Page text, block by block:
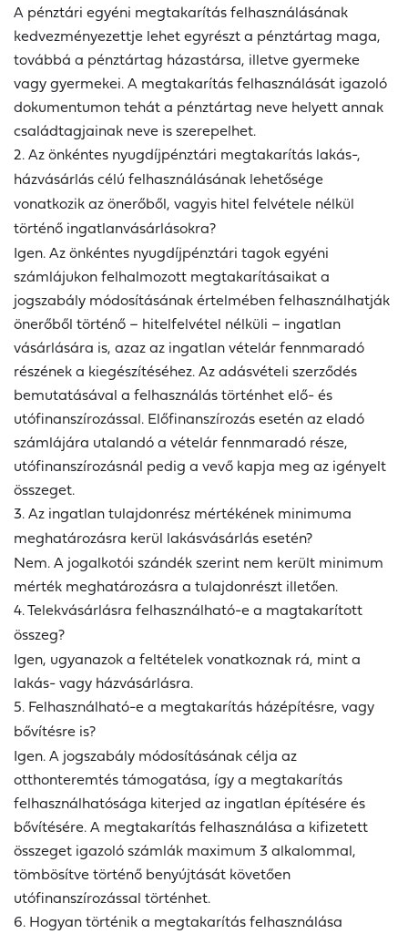
A pénztári egyéni megtakarítás felhasználásának
kedvezményezettje lehet egyrészt a pénztártag maga,
továbbá a pénztártag házastársa, illetve gyermeke
vagy gyermekei. A megtakarítás felhasználását igazoló
dokumentumon tehát a pénztártag neve helyett annak
családtagjainak neve is szerepelhet.
2. Az önkéntes nyugdíjpénztári megtakarítás lakás-,
házvásárlás célú felhasználásának lehetősége
vonatkozik az önerőből, vagyis hitel felvétele nélkül
történő ingatlanvásárlásokra?
Igen. Az önkéntes nyugdíjpénztári tagok egyéni
számlájukon felhalmozott megtakarításaikat a
jogszabály módosításának értelmében felhasználhatják
önerőből történő – hitelfelvétel nélküli – ingatlan
vásárlására is, azaz az ingatlan vételár fennmaradó
részének a kiegészítéséhez. Az adásvételi szerződés
bemutatásával a felhasználás történhet elő- és
utófinanszírozással. Előfinanszírozás esetén az eladó
számlájára utalandó a vételár fennmaradó része,
utófinanszírozásnál pedig a vevő kapja meg az igényelt
összeget.
3. Az ingatlan tulajdonrész mértékének minimuma
meghatározásra kerül lakásvásárlás esetén?
Nem. A jogalkotói szándék szerint nem került minimum
mérték meghatározásra a tulajdonrészt illetően.
4. Telekvásárlásra felhasználható-e a magtakarított
összeg?
Igen, ugyanazok a feltételek vonatkoznak rá, mint a
lakás- vagy házvásárlásra.
5. Felhasználható-e a megtakarítás házépítésre, vagy
bővítésre is?
Igen. A jogszabály módosításának célja az
otthonteremtés támogatása, így a megtakarítás
felhasználhatósága kiterjed az ingatlan építésére és
bővítésére. A megtakarítás felhasználása a kifizetett
összeget igazoló számlák maximum 3 alkalommal,
tömbösítve történő benyújtását követően
utófinanszírozással történhet.
6. Hogyan történik a megtakarítás felhasználása